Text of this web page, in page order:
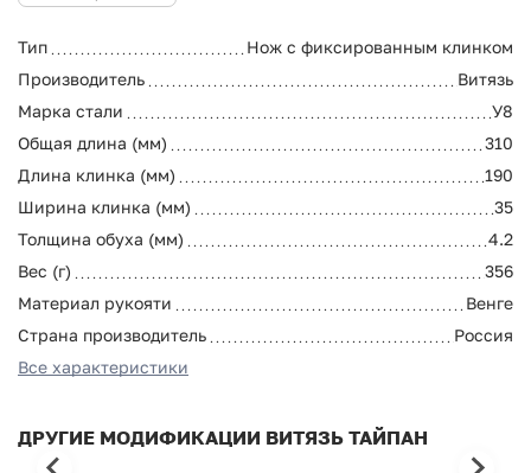
Тип
Нож с фиксированным клинком
Производитель
Витязь
Марка стали
У8
Общая длина (мм)
310
Длина клинка (мм)
190
Ширина клинка (мм)
35
Толщина обуха (мм)
4.2
Вес (г)
356
Материал рукояти
Венге
Страна производитель
Россия
Все характеристики
ДРУГИЕ МОДИФИКАЦИИ ВИТЯЗЬ ТАЙПАН